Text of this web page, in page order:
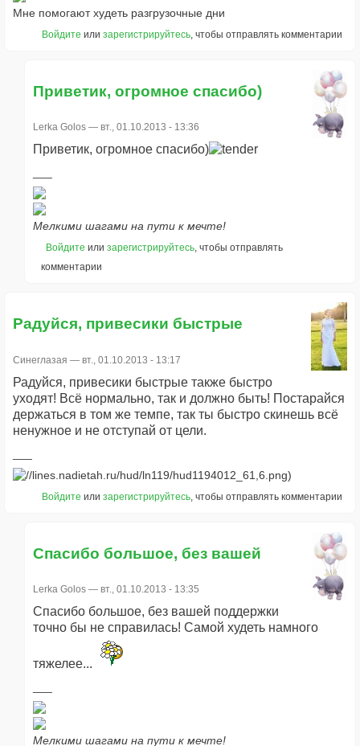
Мне помогают худеть разгрузочные дни
Войдите или зарегистрируйтесь, чтобы отправлять комментарии
Приветик, огромное спасибо)
Lerka Golos — вт., 01.10.2013 - 13:36
Приветик, огромное спасибо)
Мелкими шагами на пути к мечте!
Войдите или зарегистрируйтесь, чтобы отправлять
комментарии
Радуйся, привесики быстрые
Синеглазая — вт., 01.10.2013 - 13:17
Радуйся, привесики быстрые также быстро
уходят! Всё нормально, так и должно быть! Постарайся
держаться в том же темпе, так ты быстро скинешь всё
ненужное и не отступай от цели.
Войдите или зарегистрируйтесь , чтобы отправлять комментарии
Спасибо большое, без вашей
Lerka Golos — вт., 01.10.2013 - 13:35
Спасибо большое, без вашей поддержки
точно бы не справилась! Самой худеть намного
тяжелее...
Мелкими шагами на пути к мечте!